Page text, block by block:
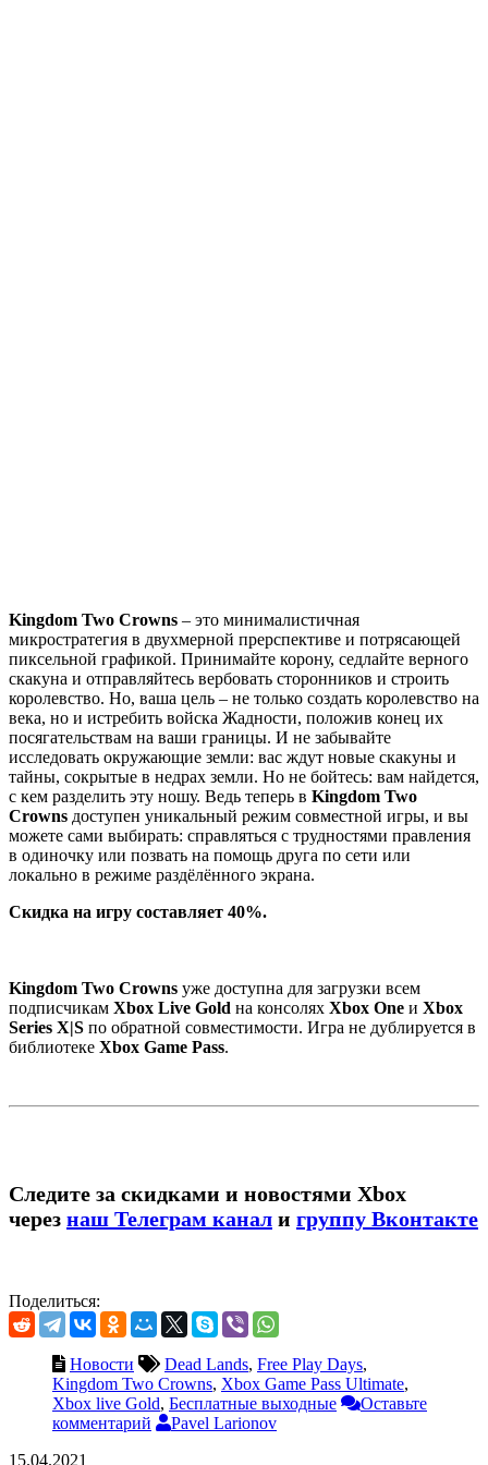
Kingdom Two Crowns – это минималистичная
микростратегия в двухмерной прерспективе и потрясающей
пиксельной графикой. Принимайте корону, седлайте верного
скакуна и отправляйтесь вербовать сторонников и строить
королевство. Но, ваша цель – не только создать королевство на
века, но и истребить войска Жадности, положив конец их
посягательствам на ваши границы. И не забывайте
исследовать окружающие земли: вас ждут новые скакуны и
тайны, сокрытые в недрах земли. Но не бойтесь: вам найдется,
с кем разделить эту ношу. Ведь теперь в Kingdom Two
Crowns доступен уникальный режим совместной игры, и вы
можете сами выбирать: справляться с трудностями правления
в одиночку или позвать на помощь друга по сети или
локально в режиме раздёлённого экрана.
Скидка на игру составляет 40%.
Kingdom Two Crowns уже доступна для загрузки всем
подписчикам Xbox Live Gold на консолях Xbox One и Xbox
Series X|S по обратной совместимости. Игра не дублируется в
библиотеке Xbox Game Pass.
Следите за скидками и новостями Xbox
через наш Телеграм канал и группу Вконтакте
Поделиться:
Новости Dead Lands, Free Play Days,
Kingdom Two Crowns, Xbox Game Pass Ultimate,
Xbox live Gold, Бесплатные выходные
Оставьте
комментарий
Pavel Larionov
15.04.2021